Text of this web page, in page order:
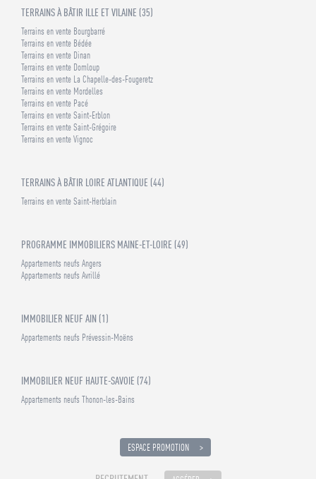
TERRAINS À BÂTIR ILLE ET VILAINE (35)
Terrains en vente Bourgbarré
Terrains en vente Bédée
Terrains en vente Dinan
Terrains en vente Domloup
Terrains en vente La Chapelle-des-Fougeretz
Terrains en vente Mordelles
Terrains en vente Pacé
Terrains en vente Saint-Erblon
Terrains en vente Saint-Grégoire
Terrains en vente Vignoc
TERRAINS À BÂTIR LOIRE ATLANTIQUE (44)
Terrains en vente Saint-Herblain
PROGRAMME IMMOBILIERS MAINE-ET-LOIRE (49)
Appartements neufs Angers
Appartements neufs Avrillé
IMMOBILIER NEUF AIN (1)
Appartements neufs Prévessin-Moëns
IMMOBILIER NEUF HAUTE-SAVOIE (74)
Appartements neufs Thonon-les-Bains
ESPACE PROMOTION